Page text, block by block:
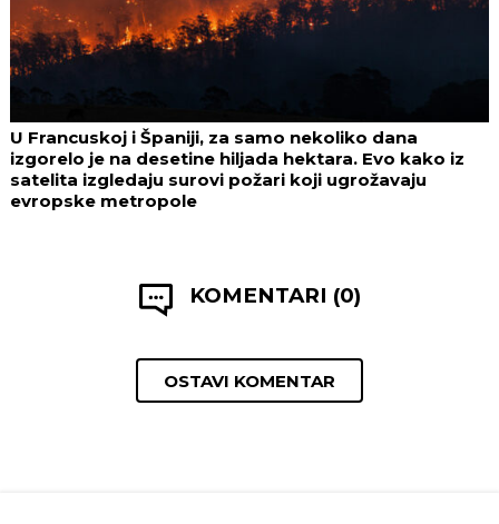
U Francuskoj i Španiji, za samo nekoliko dana
izgorelo je na desetine hiljada hektara. Evo kako iz
satelita izgledaju surovi požari koji ugrožavaju
evropske metropole
KOMENTARI (0)
OSTAVI KOMENTAR